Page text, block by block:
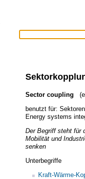
Sector coupling
benutzt für:
Energy systems
Der Begriff steht für
Mobilität und
senken
Unterbegriffe
Kraft-Wärme-